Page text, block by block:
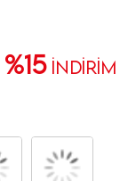
%15İNDİRİM